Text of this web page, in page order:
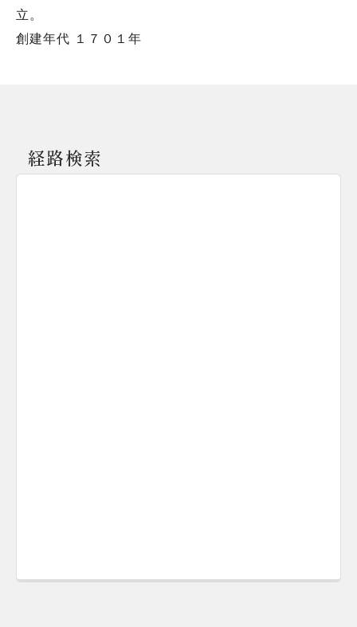
立。
創建年代 １７０１年
経路検索